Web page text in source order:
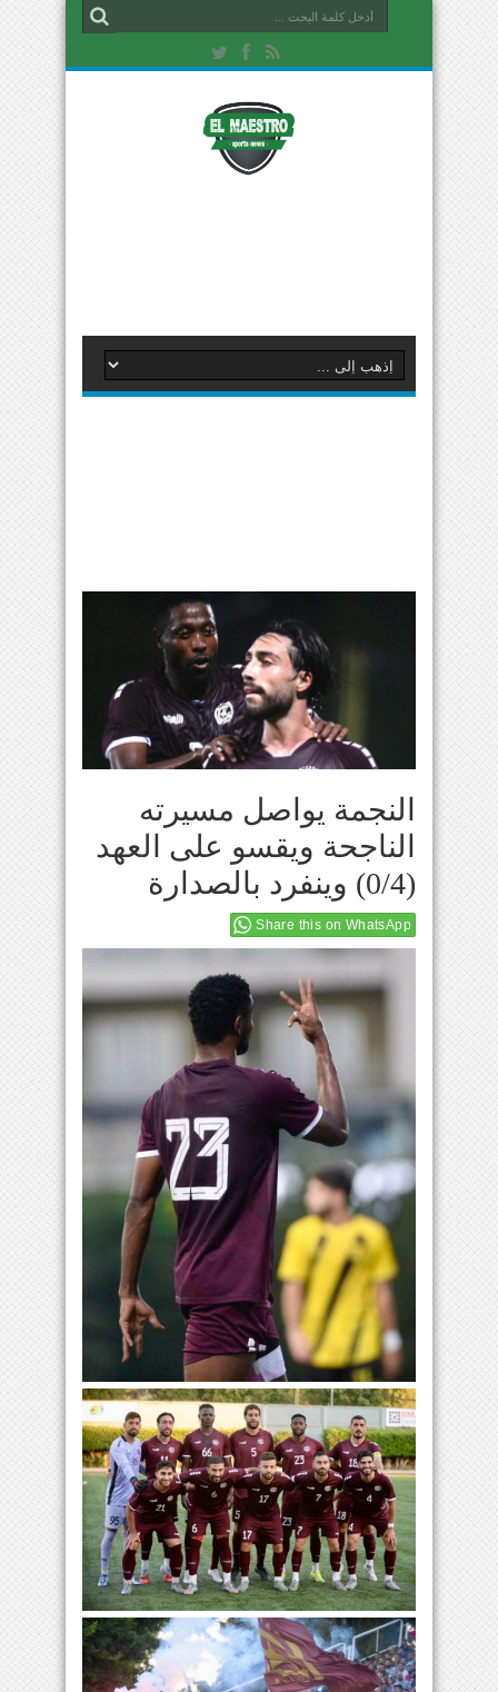
النجمة يواصل مسيرته
الناجحة ويقسو على العهد
(0/4) وينفرد بالصدارة
Share this on WhatsApp